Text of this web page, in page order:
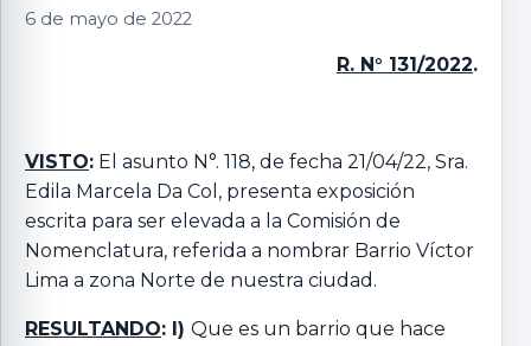
6 de mayo de 2022
R. N° 131/2022.
VISTO: El asunto N°. 118, de fecha 21/04/22, Sra.
Edila Marcela Da Col, presenta exposición
escrita para ser elevada a la Comisión de
Nomenclatura, referida a nombrar Barrio Víctor
Lima a zona Norte de nuestra ciudad.
RESULTANDO: I) Que es un barrio que hace